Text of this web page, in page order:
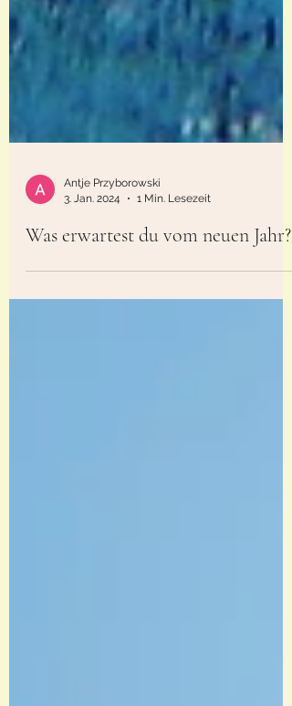
Antje Przyborowski
3. Jan. 2024
1 Min. Lesezeit